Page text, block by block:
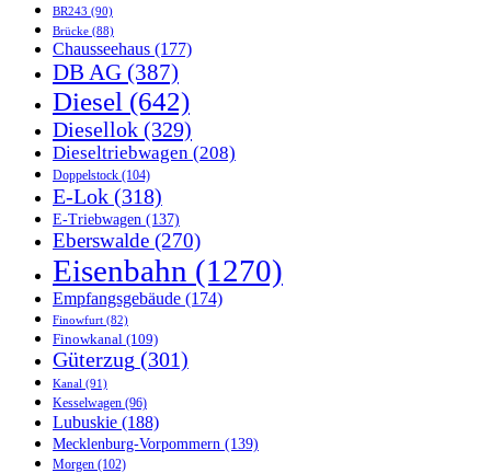
BR243 (90)
Brücke (88)
Chausseehaus (177)
DB AG (387)
Diesel (642)
Diesellok (329)
Dieseltriebwagen (208)
Doppelstock (104)
E-Lok (318)
E-Triebwagen (137)
Eberswalde (270)
Eisenbahn (1270)
Empfangsgebäude (174)
Finowfurt (82)
Finowkanal (109)
Güterzug (301)
Kanal (91)
Kesselwagen (96)
Lubuskie (188)
Mecklenburg-Vorpommern (139)
Morgen (102)